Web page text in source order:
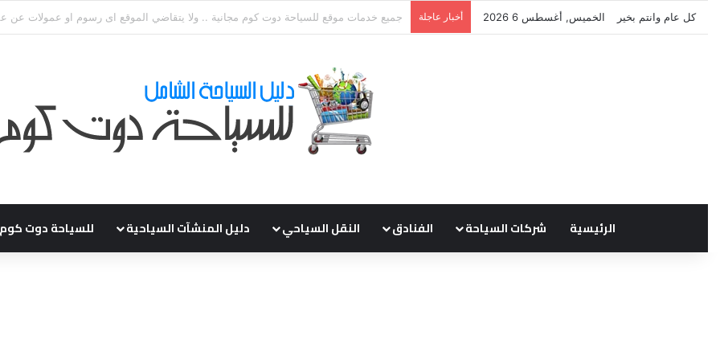
كل عام وانتم بخير الخميس, أغسطس 6 2026 أخبار عاجلة نتشرف بتلقي طلباتكم و استفسارتكم ... لو عندك سؤال او استفسار ماتدرددش فى طلب
الرئيسية شركات السياحة الفنادق النقل السياحي دليل المنشآت السياحية للسياحة دوت كوم